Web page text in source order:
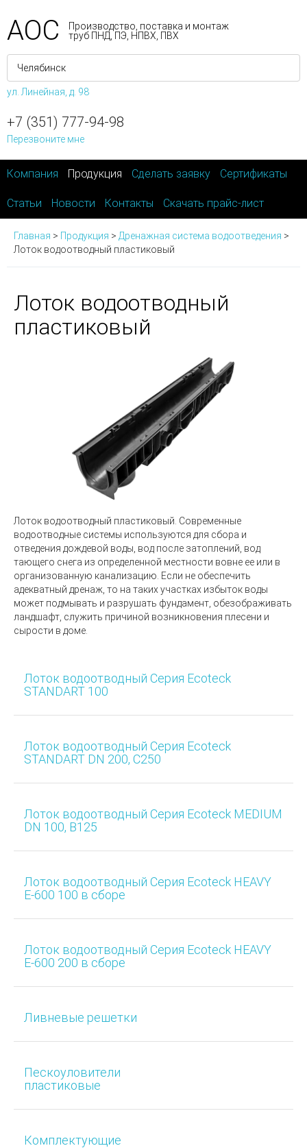
АОС
Производство, поставка и монтаж
труб ПНД, ПЭ, НПВХ, ПВХ
ул. Линейная, д. 98
+7 (351) 777-94-98
Перезвоните мне
Компания Продукция Сделать заявку Сертификаты
Статьи Новости Контакты Скачать прайс-лист
Главная > Продукция > Дренажная система водоотведения >
Лоток водоотводный пластиковый
Лоток водоотводный
пластиковый
Лоток водоотводный пластиковый. Современные
водоотводные системы используются для сбора и
отведения дождевой воды, вод после затоплений, вод
тающего снега из определенной местности вовне ее или в
организованную канализацию. Если не обеспечить
адекватный дренаж, то на таких участках избыток воды
может подмывать и разрушать фундамент, обезображивать
ландшафт, служить причиной возникновения плесени и
сырости в доме.
Лоток водоотводный Серия Ecoteck
STANDART 100
Лоток водоотводный Серия Ecoteck
STANDART DN 200, C250
Лоток водоотводный Серия Ecoteck MEDIUM
DN 100, B125
Лоток водоотводный Серия Ecoteck HEAVY
Е-600 100 в сборе
Лоток водоотводный Серия Ecoteck HEAVY
Е-600 200 в сборе
Ливневые решетки
Пескоуловители
пластиковые
Комплектующие